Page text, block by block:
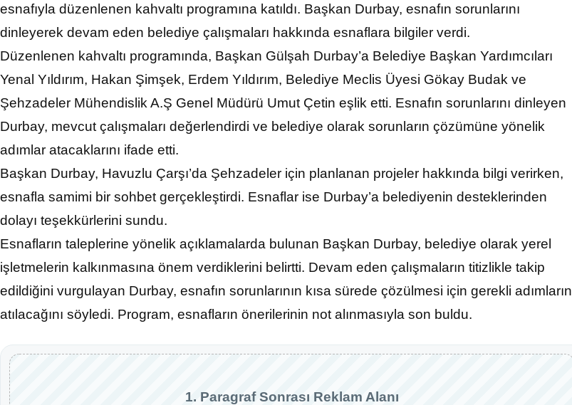
esnafıyla düzenlenen kahvaltı programına katıldı. Başkan Durbay, esnafın sorunlarını
dinleyerek devam eden belediye çalışmaları hakkında esnaflara bilgiler verdi.
Düzenlenen kahvaltı programında, Başkan Gülşah Durbay’a Belediye Başkan Yardımcıları
Yenal Yıldırım, Hakan Şimşek, Erdem Yıldırım, Belediye Meclis Üyesi Gökay Budak ve
Şehzadeler Mühendislik A.Ş Genel Müdürü Umut Çetin eşlik etti. Esnafın sorunlarını dinleyen
Durbay, mevcut çalışmaları değerlendirdi ve belediye olarak sorunların çözümüne yönelik
adımlar atacaklarını ifade etti.
Başkan Durbay, Havuzlu Çarşı’da Şehzadeler için planlanan projeler hakkında bilgi verirken,
esnafla samimi bir sohbet gerçekleştirdi. Esnaflar ise Durbay’a belediyenin desteklerinden
dolayı teşekkürlerini sundu.
Esnafların taleplerine yönelik açıklamalarda bulunan Başkan Durbay, belediye olarak yerel
işletmelerin kalkınmasına önem verdiklerini belirtti. Devam eden çalışmaların titizlikle takip
edildiğini vurgulayan Durbay, esnafın sorunlarının kısa sürede çözülmesi için gerekli adımların
atılacağını söyledi. Program, esnafların önerilerinin not alınmasıyla son buldu.
1. Paragraf Sonrası Reklam Alanı